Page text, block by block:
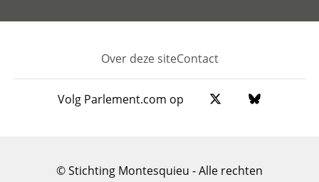
Footer
Over deze siteContact
Volg Parlement.com op
© Stichting Montesquieu - Alle rechten